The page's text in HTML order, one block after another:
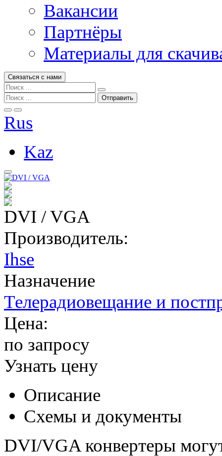
Вакансии
Партнёры
Материалы для
Связаться с нами
Rus
Kaz
DVI / VGA
Производитель:
Ihse
Назначение
Телерадиовещание и
Цена:
по запросу
Узнать цену
Описание
Схемы и документы
DVI/VGA конвертеры